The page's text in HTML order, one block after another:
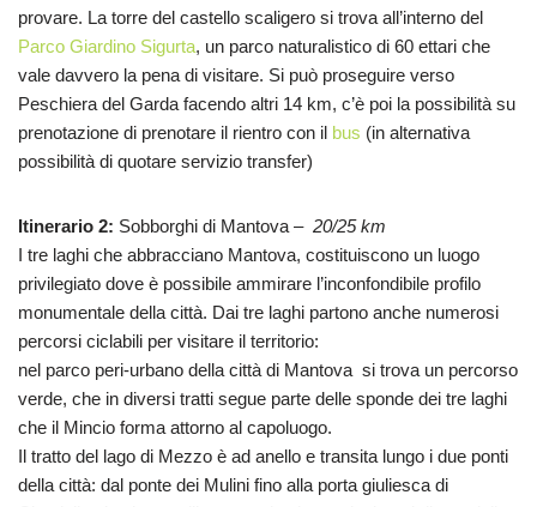
provare. La torre del castello scaligero si trova all’interno del
Parco Giardino Sigurta, un parco naturalistico di 60 ettari che
vale davvero la pena di visitare. Si può proseguire verso
Peschiera del Garda facendo altri 14 km, c’è poi la possibilità su
prenotazione di prenotare il rientro con il bus (in alternativa
possibilità di quotare servizio transfer)
Itinerario 2: Sobborghi di Mantova – 20/25 km
I tre laghi che abbracciano Mantova, costituiscono un luogo
privilegiato dove è possibile ammirare l’inconfondibile profilo
monumentale della città. Dai tre laghi partono anche numerosi
percorsi ciclabili per visitare il territorio:
nel parco peri-urbano della città di Mantova si trova un percorso
verde, che in diversi tratti segue parte delle sponde dei tre laghi
che il Mincio forma attorno al capoluogo.
Il tratto del lago di Mezzo è ad anello e transita lungo i due ponti
della città: dal ponte dei Mulini fino alla porta giuliesca di